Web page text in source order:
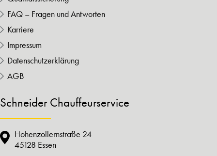
FAQ – Fragen und Antworten
Karriere
Impressum
Datenschutzerklärung
AGB
Schneider Chauffeurservice
Hohenzollernstraße 24
45128 Essen